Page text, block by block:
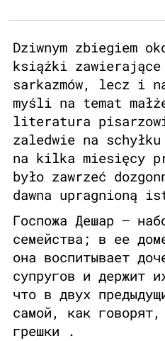
Dziwnym zbiegiem
książki
sarkazmów, lecz i
myśli na temat
literatura pisarzowi,
zaledwie na
na kilka miesięcy
było zawrzeć
dawna upragnioną
Госпожа Дешар –
семейства; в ее
она воспитывает
супругов и держит
что в двух
самой, как говорят,
грешки .